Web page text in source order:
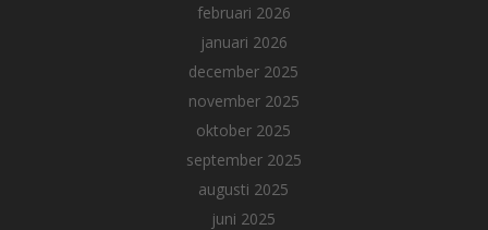
februari 2026
januari 2026
december 2025
november 2025
oktober 2025
september 2025
augusti 2025
juni 2025